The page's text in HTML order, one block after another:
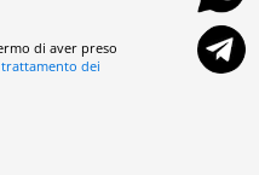
di aver preso
dei